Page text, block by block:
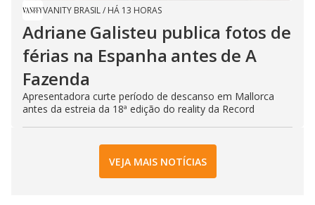
VANITY BRASIL/ HÁ 13 HORAS
Adriane Galisteu publica fotos de
férias na Espanha antes de A
Fazenda
Apresentadora curte período de descanso em Mallorca
antes da estreia da 18ª edição do reality da Record
VEJA MAIS NOTÍCIAS